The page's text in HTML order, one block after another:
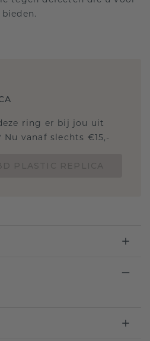
ring er bij jou uit
vanaf slechts €15,-